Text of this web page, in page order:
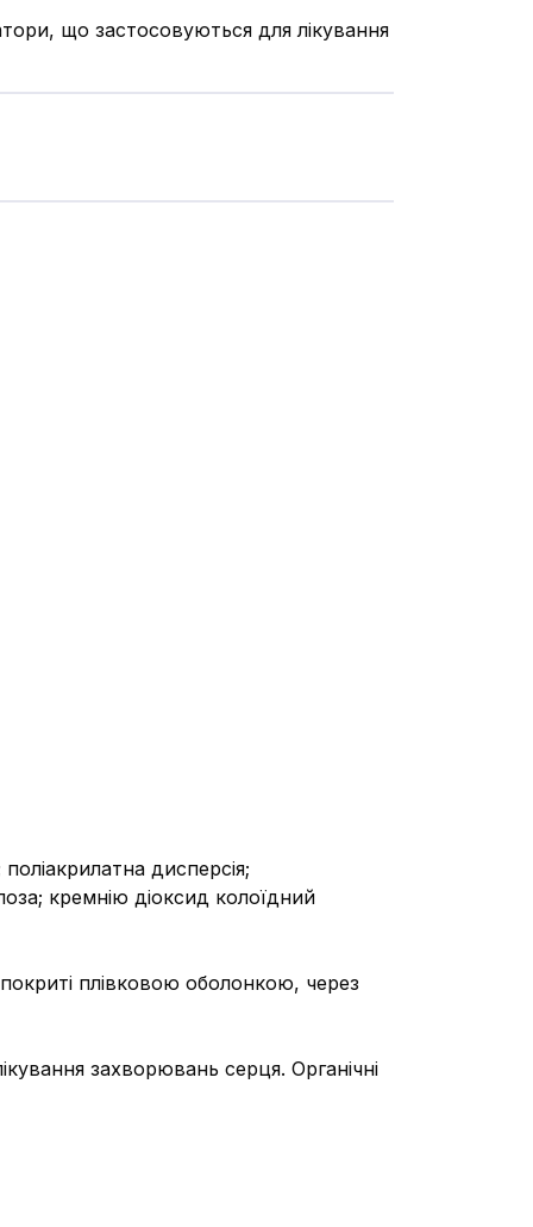
що застосовуються для лікування
дисперсія;
кремнію діоксид колоїдний
плівковою оболонкою, через
захворювань серця. Органічні